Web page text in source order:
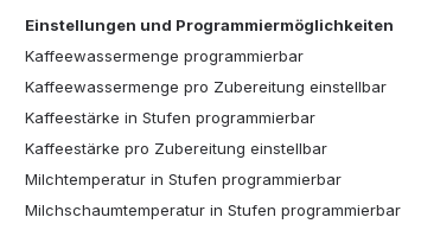
Einstellungen und Programmiermöglichkeiten
Kaffeewassermenge programmierbar
Kaffeewassermenge pro Zubereitung einstellbar
Kaffeestärke in Stufen programmierbar
Kaffeestärke pro Zubereitung einstellbar
Milchtemperatur in Stufen programmierbar
Milchschaumtemperatur in Stufen programmierbar